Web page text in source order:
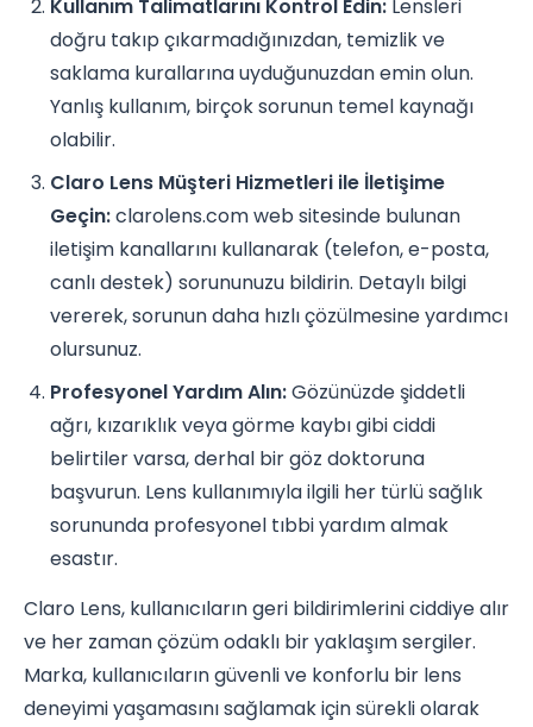
Kullanım Talimatlarını Kontrol Edin: Lensleri
doğru takıp çıkarmadığınızdan, temizlik ve
saklama kurallarına uyduğunuzdan emin olun.
Yanlış kullanım, birçok sorunun temel kaynağı
olabilir.
Claro Lens Müşteri Hizmetleri ile İletişime
Geçin:clarolens.com web sitesinde bulunan
iletişim kanallarını kullanarak (telefon, e-posta,
canlı destek) sorununuzu bildirin. Detaylı bilgi
vererek, sorunun daha hızlı çözülmesine yardımcı
olursunuz.
Profesyonel Yardım Alın:Gözünüzde şiddetli
ağrı, kızarıklık veya görme kaybı gibi ciddi
belirtiler varsa, derhal bir göz doktoruna
başvurun. Lens kullanımıyla ilgili her türlü sağlık
sorununda profesyonel tıbbi yardım almak
esastır.
Claro Lens, kullanıcıların geri bildirimlerini ciddiye alır
ve her zaman çözüm odaklı bir yaklaşım sergiler.
Marka, kullanıcıların güvenli ve konforlu bir lens
deneyimi yaşamasını sağlamak için sürekli olarak